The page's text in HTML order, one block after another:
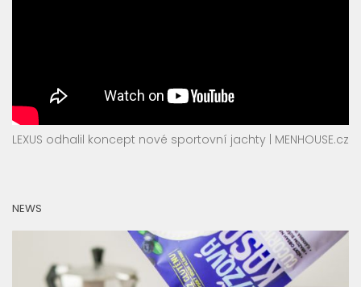
LEXUS odhalil koncept nové sportovní jachty | MENHOUSE.cz
NEWS